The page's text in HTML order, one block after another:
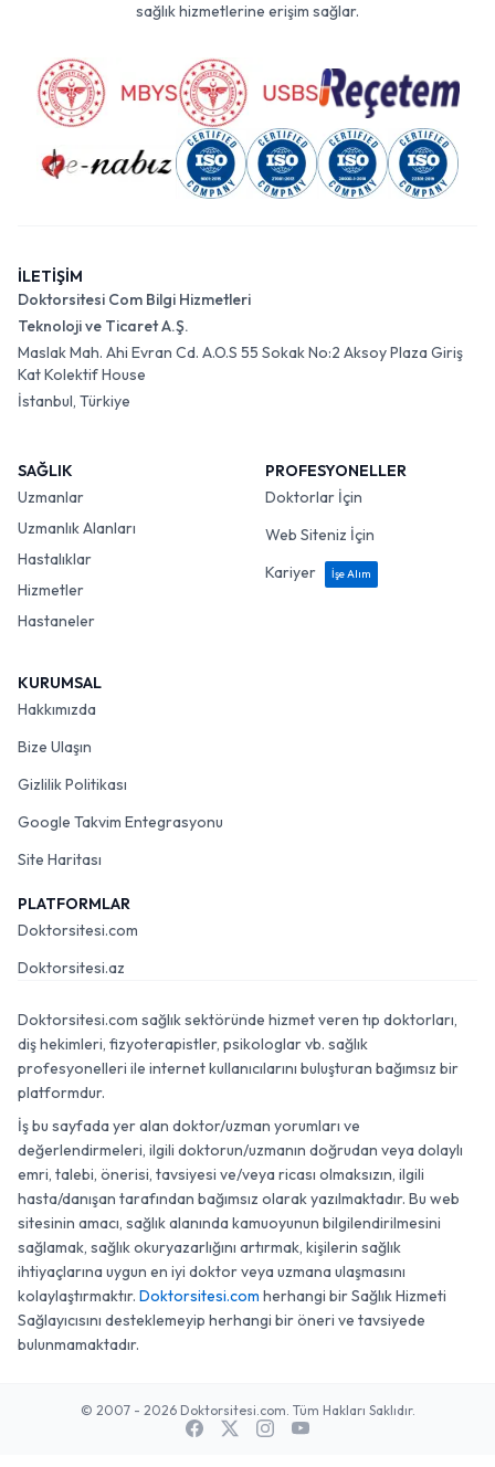
sağlık hizmetlerine erişim sağlar.
İLETİŞİM
Doktorsitesi Com Bilgi Hizmetleri
Teknoloji ve Ticaret A.Ş.
Maslak Mah. Ahi Evran Cd. A.O.S 55 Sokak No:2 Aksoy Plaza Giriş
Kat Kolektif House
İstanbul, Türkiye
SAĞLIK
Uzmanlar
Uzmanlık Alanları
Hastalıklar
Hizmetler
Hastaneler
PROFESYONELLER
Doktorlar İçin
Web Siteniz İçin
Kariyer
İşe Alım
KURUMSAL
Hakkımızda
Bize Ulaşın
Gizlilik Politikası
Google Takvim Entegrasyonu
Site Haritası
PLATFORMLAR
Doktorsitesi.com
Doktorsitesi.az
Doktorsitesi.com sağlık sektöründe hizmet veren tıp doktorları,
diş hekimleri, fizyoterapistler, psikologlar vb. sağlık
profesyonelleri ile internet kullanıcılarını buluşturan bağımsız bir
platformdur.
İş bu sayfada yer alan doktor/uzman yorumları ve
değerlendirmeleri, ilgili doktorun/uzmanın doğrudan veya dolaylı
emri, talebi, önerisi, tavsiyesi ve/veya ricası olmaksızın, ilgili
hasta/danışan tarafından bağımsız olarak yazılmaktadır. Bu web
sitesinin amacı, sağlık alanında kamuoyunun bilgilendirilmesini
sağlamak, sağlık okuryazarlığını artırmak, kişilerin sağlık
ihtiyaçlarına uygun en iyi doktor veya uzmana ulaşmasını
kolaylaştırmaktır. Doktorsitesi.com herhangi bir Sağlık Hizmeti
Sağlayıcısını desteklemeyip herhangi bir öneri ve tavsiyede
bulunmamaktadır.
© 2007 - 2026 Doktorsitesi.com. Tüm Hakları Saklıdır.